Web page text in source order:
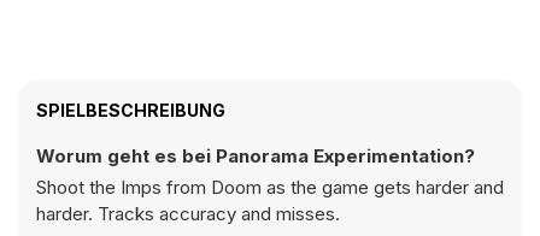
SPIELBESCHREIBUNG
Worum geht es bei Panorama Experimentation?
Shoot the Imps from Doom as the game gets harder and
harder. Tracks accuracy and misses.